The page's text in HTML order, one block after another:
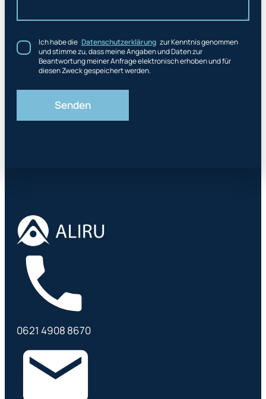
Ich habe die Datenschutzerklärung zur Kenntnis genommen
und stimme zu, dass meine Angaben und Daten zur
Beantwortung meiner Anfrage elektronisch erhoben und für
diesen Zweck gespeichert werden.
0621 4908 8670